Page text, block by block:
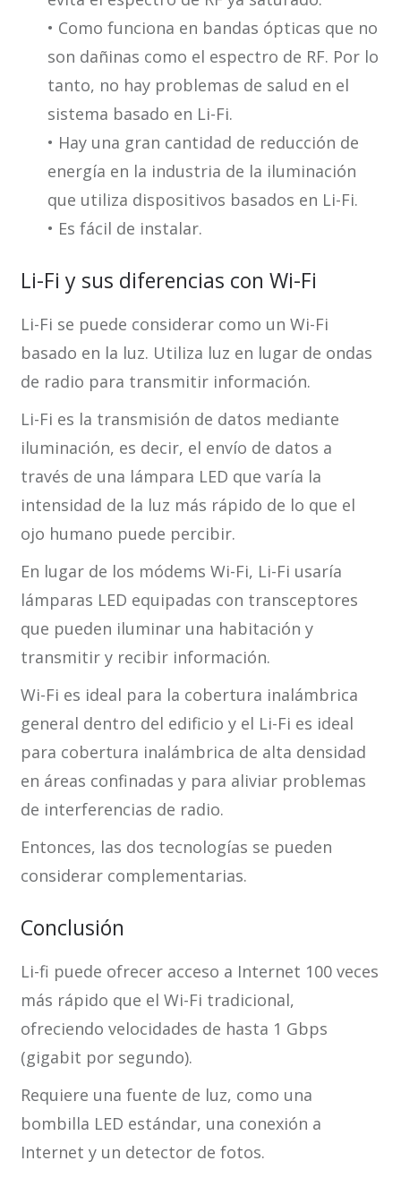
• Como funciona en bandas ópticas que no
son dañinas como el espectro de RF. Por lo
tanto, no hay problemas de salud en el
sistema basado en Li-Fi.
• Hay una gran cantidad de reducción de
energía en la industria de la iluminación
que utiliza dispositivos basados en Li-Fi.
• Es fácil de instalar.
Li-Fi y sus diferencias con Wi-Fi
Li-Fi se puede considerar como un Wi-Fi
basado en la luz. Utiliza luz en lugar de ondas
de radio para transmitir información.
Li-Fi es la transmisión de datos mediante
iluminación, es decir, el envío de datos a
través de una lámpara LED que varía la
intensidad de la luz más rápido de lo que el
ojo humano puede percibir.
En lugar de los módems Wi-Fi, Li-Fi usaría
lámparas LED equipadas con transceptores
que pueden iluminar una habitación y
transmitir y recibir información.
Wi-Fi es ideal para la cobertura inalámbrica
general dentro del edificio y el Li-Fi es ideal
para cobertura inalámbrica de alta densidad
en áreas confinadas y para aliviar problemas
de interferencias de radio.
Entonces, las dos tecnologías se pueden
considerar complementarias.
Conclusión
Li-fi puede ofrecer acceso a Internet 100 veces
más rápido que el Wi-Fi tradicional,
ofreciendo velocidades de hasta 1 Gbps
(gigabit por segundo).
Requiere una fuente de luz, como una
bombilla LED estándar, una conexión a
Internet y un detector de fotos.